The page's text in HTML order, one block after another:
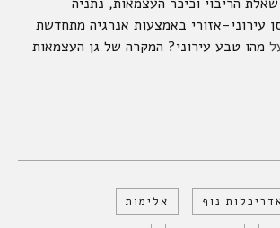
עירוני-אזורי באמצעות אנרגיה מתחדשת
מהו טבע עירוני? המקרה של גן העצמאות
נוף אלימות